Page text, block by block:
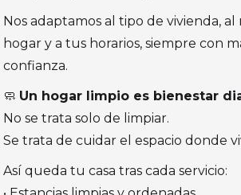
Nos adaptamos al tipo de vivienda,
hogar y a tus horarios, siempre con
confianza.
🧼 Un hogar limpio es bienestar
No se trata solo de limpiar.
Se trata de cuidar el espacio donde
Así queda tu casa tras cada servicio: